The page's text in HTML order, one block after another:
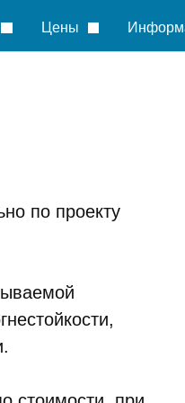
Цены
по проекту